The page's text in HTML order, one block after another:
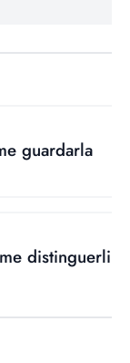
guardarla
distinguerli